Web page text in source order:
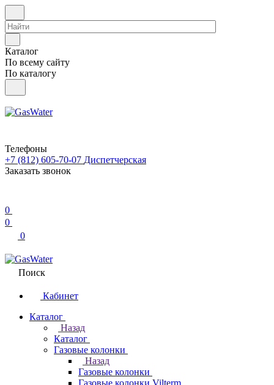
Каталог
По всему сайту
По каталогу
Телефоны
+7 (812) 605-70-07 Диспетчерская
Заказать звонок
0
0
0
Поиск
Кабинет
Каталог
Назад
Каталог
Газовые колонки
Назад
Газовые колонки
Газовые колонки Vilterm